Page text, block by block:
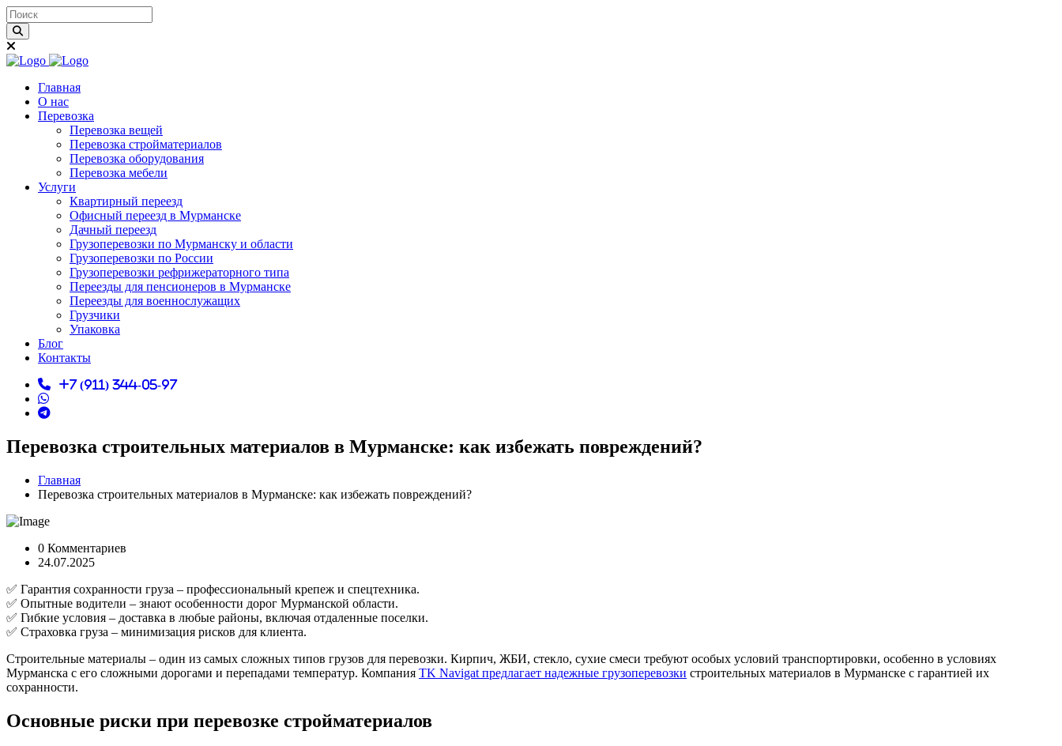
Главная
О нас
Перевозка
Перевозка вещей
Перевозка стройматериалов
Перевозка оборудования
Перевозка мебели
Услуги
Квартирный переезд
Офисный переезд в Мурманске
Дачный переезд
Грузоперевозки по Мурманску и области
Грузоперевозки по России
Грузоперевозки рефрижераторного типа
Переезды для пенсионеров в Мурманске
Переезды для военнослужащих
Грузчики
Упаковка
Блог
Контакты
+7 (911) 344-05-97
Перевозка строительных материалов в Мурманске: как избежать повреждений?
Главная
Перевозка строительных материалов в Мурманске: как избежать повреждений?
0 Комментариев
24.07.2025
✅ Гарантия сохранности груза – профессиональный крепеж и спецтехника.
✅ Опытные водители – знают особенности дорог Мурманской области.
✅ Гибкие условия – доставка в любые районы, включая отдаленные поселки.
✅ Страховка груза – минимизация рисков для клиента.
Строительные материалы – один из самых сложных типов грузов для перевозки. Кирпич, ЖБИ, стекло, сухие смеси требуют особых условий транспортировки, особенно в условиях
Мурманска с его сложными дорогами и перепадами температур. Компания TK Navigat предлагает надежные грузоперевозки строительных материалов в Мурманске с гарантией их
сохранности.
Основные риски при перевозке стройматериалов